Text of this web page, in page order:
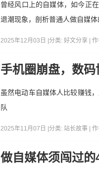
曾经风口上的自媒体，如今正
退潮现象，剖析普通人做自媒
2025年12月03日 | 分类: 好文分享 |
手机圈崩盘，数
虽然电动车自媒体人比较赚钱
队
2025年11月07日 | 分类: 站长故事 |
做自媒体须闯过的